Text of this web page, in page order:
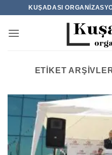
KUŞADASI
ETIKET